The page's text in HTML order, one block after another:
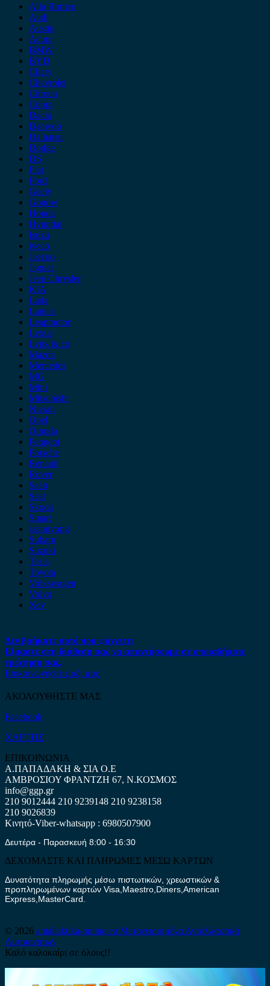
Alfa Romeo
Audi
Austin
Acura
BMW
BYD
Chery
Chevrolet
Citroen
Cupra
Dacia
Daewoo
Daihatsu
Dodge
DS
Fiat
Ford
Geely
Gonow
Honda
Hyundai
Isuzu
iveco
Jaecoo
Jaguar
Jeep Chrysler
KIA
Lada
Lancia
Leapmotor
Lexus
Lynk & co
Mazda
Mercedes
MG
Mini
Mitsubishi
Nissan
Opel
Omoda
Peugeot
Porsche
Renault
Rover
Saab
Seat
Skoda
Smart
ssangyong
Subaru
Suzuki
Tesla
Toyota
Volkswagen
Volvo
Xev
Δεν βρήκατε αυτό που ψάχνετε;
Είμαστε στη διάθεση σας να απαντήσουμε σε οποιαδήποτε
ερώτηση σας.
Επικοινωνήστε μαζί μας
ΑΚΟΛΟΥΘΗΣΤΕ ΜΑΣ
Facebook
ΧΑΡΤΗΣ
ΕΠΙΚΟΙΝΩΝΙΑ
Α.ΠΑΠΑΔΑΚΗ & ΣΙΑ Ο.Ε
ΑΜΒΡΟΣΙΟΥ ΦΡΑΝΤΖΗ 67, Ν.ΚΟΣΜΟΣ
info@ggp.gr
210 9012444 210 9239148 210 9238158
210 9026839
Κινητό-Viber-whatsapp : 6980507900
Δευτέρα - Παρασκευή 8:00 - 16:30
ΔΕΧΟΜΑΣΤΕ ΚΑΙ ΠΛΗΡΩΜΕΣ ΜΕΣΩ ΚΑΡΤΩΝ
Δυνατότητα πληρωμής μέσω πιστωτικών, χρεωστικών &
προπληρωμένων καρτών Visa,Maestro,Diners,American
Express,MasterCard.
© 2026 antallaktika-online.eu Μεταχειρισμένα Ανταλλακτικά
Αυτοκινήτων
Καλό καλοκαίρι σε όλους!!